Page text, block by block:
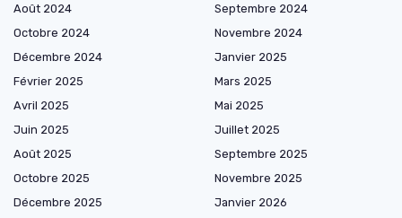
Août 2024
Septembre 2024
Octobre 2024
Novembre 2024
Décembre 2024
Janvier 2025
Février 2025
Mars 2025
Avril 2025
Mai 2025
Juin 2025
Juillet 2025
Août 2025
Septembre 2025
Octobre 2025
Novembre 2025
Décembre 2025
Janvier 2026